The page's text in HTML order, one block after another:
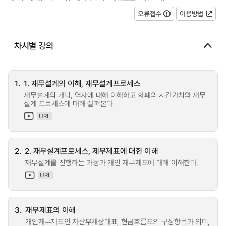
오류접수
이용방법
차시별 강의
1. 1. 재무설계의 이해, 재무설계프로세스
재무설계의 개념, 역사에 대해 이해하고 화폐의 시간가치와 재무
설계 프로세스에 대해 살펴본다.
URL
2. 2. 재무설계프로세스, 제무제표에 대한 이해
재무설계를 진행하는 과정과 개인 재무제표에 대해 이해한다.
URL
3. 재무제표의 이해
개인재무제표인 자산부채상태표, 현금흐름표의 구성항목과 의미,